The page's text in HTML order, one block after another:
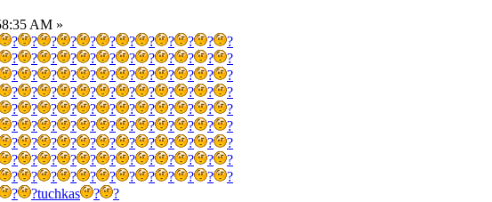
AM »
? ? ? ? ? ? ? ? ? ? ?
?
? ? ? ? ? ? ? ? ? ? ?
?
? ? ? ? ? ? ? ? ? ? ?
?
? ? ? ? ? ? ? ? ? ? ?
?
? ? ? ? ? ? ? ? ? ? ?
?
? ? ? ? ? ? ? ? ? ? ?
?
? ? ? ? ? ? ? ? ? ? ?
?
? ? ? ? ? ? ? ? ? ? ?
?
? ? ? ? ? ? ? ? ? ? ?
?
? ?tuchkas ?
?